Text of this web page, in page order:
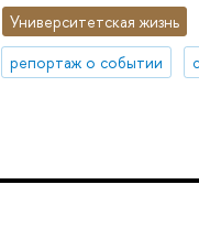
Университетская жизнь
репортаж о событии